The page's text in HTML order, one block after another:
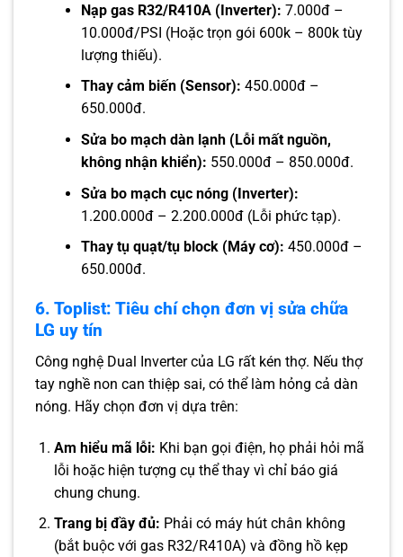
Nạp gas R32/R410A (Inverter): 7.000đ –
10.000đ/PSI (Hoặc trọn gói 600k – 800k tùy
lượng thiếu).
Thay cảm biến (Sensor): 450.000đ –
650.000đ.
Sửa bo mạch dàn lạnh (Lỗi mất nguồn,
không nhận khiển): 550.000đ – 850.000đ.
Sửa bo mạch cục nóng (Inverter):
1.200.000đ – 2.200.000đ (Lỗi phức tạp).
Thay tụ quạt/tụ block (Máy cơ): 450.000đ –
650.000đ.
6. Toplist: Tiêu chí chọn đơn vị sửa chữa
LG uy tín
Công nghệ Dual Inverter của LG rất kén thợ. Nếu thợ
tay nghề non can thiệp sai, có thể làm hỏng cả dàn
nóng. Hãy chọn đơn vị dựa trên:
Am hiểu mã lỗi: Khi bạn gọi điện, họ phải hỏi mã
lỗi hoặc hiện tượng cụ thể thay vì chỉ báo giá
chung chung.
Trang bị đầy đủ: Phải có máy hút chân không
(bắt buộc với gas R32/R410A) và đồng hồ kẹp